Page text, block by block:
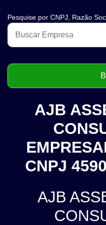
Pesquise por CNPJ, Razão
AJB
CNPJ
AJB